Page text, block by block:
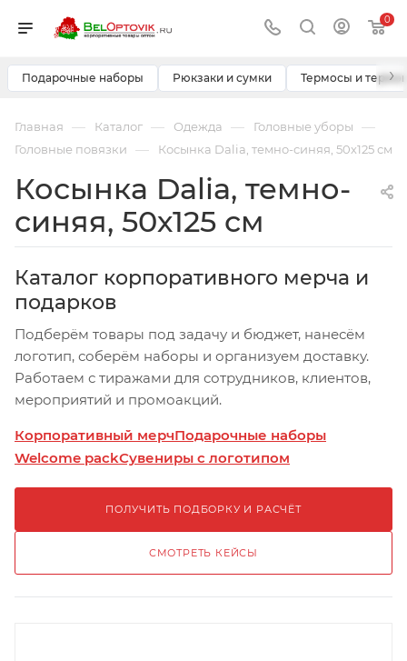
0
Подарочные наборы Рюкзаки и сумки Термосы и ›
Главная — Каталог — Одежда — Головные уборы —
Головные повязки — Косынка Dalia, темно-синяя, 50х125 см
Косынка Dalia, темно-
синяя, 50х125 см
Каталог корпоративного мерча и
подарков
Подберём товары под задачу и бюджет, нанесём
логотип, соберём наборы и организуем доставку.
Работаем с тиражами для сотрудников, клиентов,
мероприятий и промоакций.
Корпоративный мерчПодарочные наборы
Welcome packСувениры с логотипом
ПОЛУЧИТЬ ПОДБОРКУ И РАСЧЁТ
СМОТРЕТЬ КЕЙСЫ